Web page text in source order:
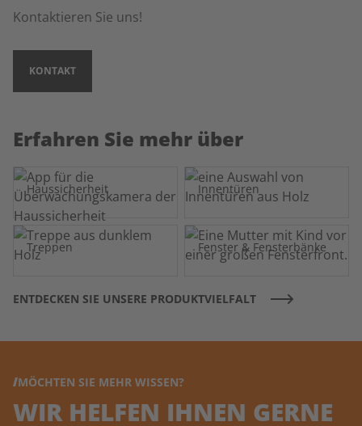
Kontaktieren Sie uns!
KONTAKT
Erfahren Sie mehr über
Haussicherheit Innentüren
Treppen Fenster & Fensterbänke
ENTDECKEN SIE UNSERE PRODUKTVIELFALT
MÖCHTEN SIE MEHR WISSEN?
WIR HELFEN IHNEN GERNE